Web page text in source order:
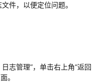
件，以便定位问题。
志管理”，单击右上角“返回
。